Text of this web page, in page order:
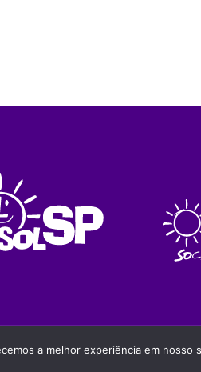
que citada a fonte
a melhor experiência em